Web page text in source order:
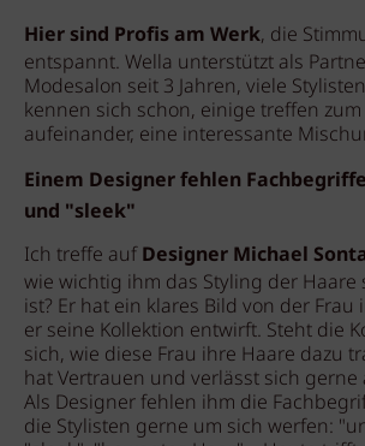
Hier sind Profis am Werk, die
entspannt. Wella unterstützt als
Modesalon seit 3 Jahren, viele
kennen sich schon, einige treffen
aufeinander, eine interessante
Einem Designer fehlen
und "sleek"
Ich treffe aufDesigner Michael
wie wichtig ihm das Styling der Haare
ist? Er hat ein klares Bild von der Frau
er seine Kollektion entwirft. Steht die
sich, wie diese Frau ihre Haare dazu
hat Vertrauen und verlässt sich gerne
Als Designer fehlen ihm die
die Stylisten gerne um sich werfen: